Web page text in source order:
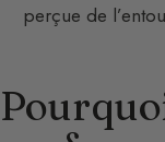
perçue de